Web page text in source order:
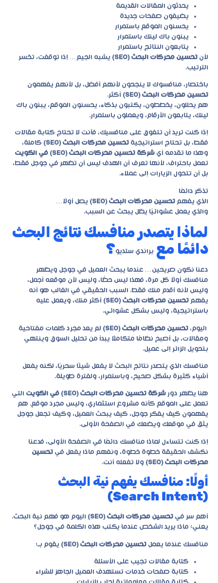
يحدثون المقالات القديمة
يضيفون صفحات جديدة
يحسنون الموقع باستمرار
يبنون باك لينك باستمرار
يتابعون النتائج باستمرار
لأن تحسين محركات البحث (SEO)
يشبه الجيم… إذا توقفت، تخسر
الترتيب.
باختصار، منافسوك لا ينجحون لأنهم أفضل، بل لأنهم يفهمون
تحسين محركات البحث (SEO)
أكثر.
هم يحللون، يخططون، يكتبون بذكاء، يحسنون الموقع، يبنون باك
لينك، يتابعون الأرقام، ويعملون باستمرار.
إذا كنت تريد أن تتفوق على منافسيك، فأنت لا تحتاج كتابة مقالات
فقط، بل تحتاج استراتيجية تحسين محركات البحث (SEO)
كاملة،
وهذا ما تقدمه أي شركة تحسين محركات البحث (SEO) في الكويت
تعمل باحتراف، لأنها تعرف أن الهدف ليس أن تظهر في جوجل فقط،
بل أن تتحول الزيارات إلى عملاء.
تذكر دائمًا
الذي يفهم تحسين محركات البحث (SEO)
يصل أولًا…
والذي يعمل عشوائيًا يظل يبحث عن السبب.
لماذا يتصدر منافسك نتائج البحث
دائمًا مع براندي ستديو؟
دعنا نكون صريحين… عندما يبحث العميل في جوجل ويظهر
منافسك أولًا كل مرة، فهذا ليس حظًا، وليس لأن موقعه أجمل،
وليس لأنه أقدم منك فقط. السبب الحقيقي في الغالب هو أنه
يفهم تحسين محركات البحث (SEO)
أكثر منك، ويعمل عليه
باستراتيجية، وليس بشكل عشوائي.
اليوم، تحسين محركات البحث (SEO)
لم يعد مجرد كلمات مفتاحية
ومقالات، بل أصبح نظامًا متكاملًا يبدأ من تحليل السوق وينتهي
بتحويل الزائر إلى عميل.
منافسك الذي يتصدر نتائج البحث لا يفعل شيئًا سحريًا، لكنه يفعل
أشياء كثيرة بشكل صحيح، وباستمرار، ولفترة طويلة.
هنا يظهر دور شركة تحسين محركات البحث (SEO) في الكويت
التي
تعمل على الموقع كأنه مشروع استثماري، وليس مجرد موقع. هم
يفهمون كيف يفكر جوجل، كيف يبحث العميل، وكيف تجعل جوجل
يثق في موقعك ويضعك في الصفحة الأولى.
إذا كنت تتساءل لماذا منافسك دائمًا في الصفحة الأولى، فدعنا
نكشف الحقيقة خطوة خطوة، ونفهم ماذا يفعل في تحسين
محركات البحث (SEO)
ولا تفعله أنت.
أولًا: منافسك يفهم نية البحث
(Search Intent)
أهم سر في تحسين محركات البحث (SEO)
اليوم هو فهم نية البحث.
يعني: ماذا يريد الشخص عندما يكتب هذه الكلمة في جوجل؟
منافسك عندما يعمل تحسين محركات البحث (SEO) يقوم بـ:
كتابة مقالات تجيب على الأسئلة
كتابة صفحات خدمات تستهدف العميل الجاهز للشراء